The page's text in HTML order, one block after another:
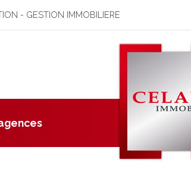
- GESTION IMMOBILIERE